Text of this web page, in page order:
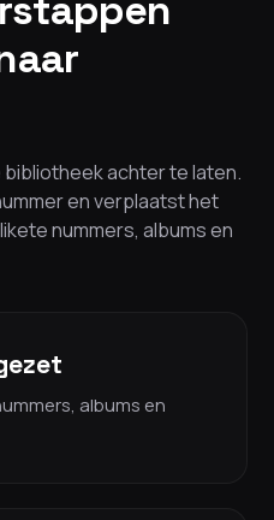
achter te laten.
en verplaatst het
nummers, albums en
albums en